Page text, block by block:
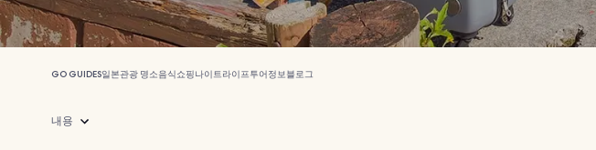
GO GUIDES일본관광 명소음식쇼핑나이트라이프투어정보블로그
내용